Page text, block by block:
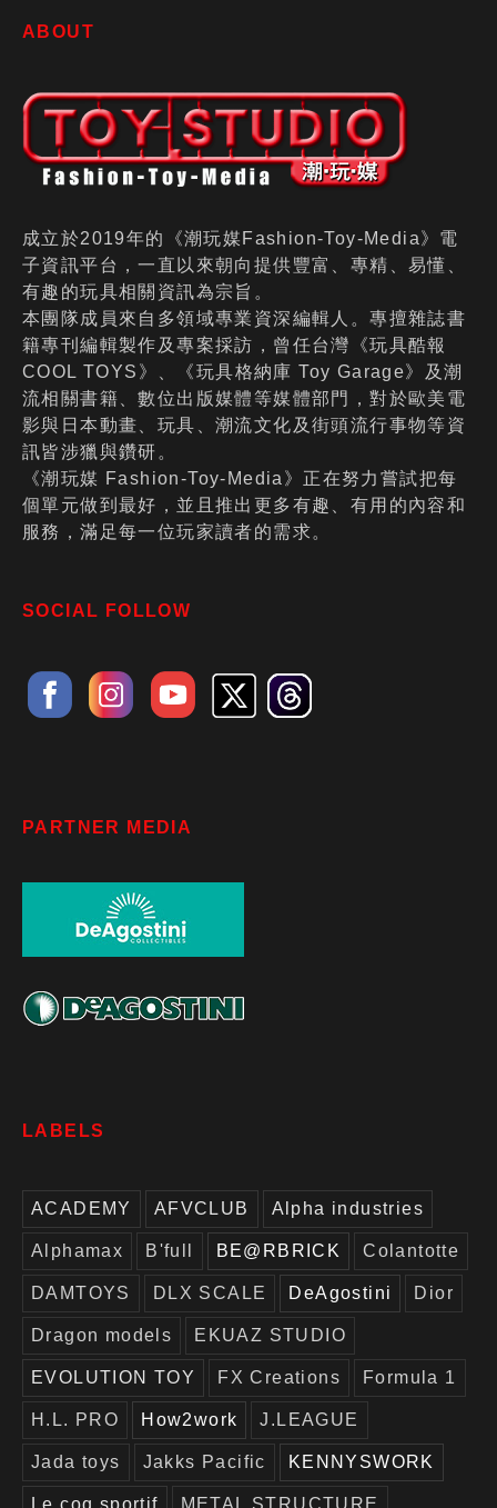
ABOUT
成立於2019年的《潮玩媒Fashion-Toy-Media》電
子資訊平台，一直以來朝向提供豐富、專精、易懂、
有趣的玩具相關資訊為宗旨。
本團隊成員來自多領域專業資深編輯人。專擅雜誌書
籍專刊編輯製作及專案採訪，曾任台灣《玩具酷報
COOL TOYS》、《玩具格納庫 Toy Garage》及潮
流相關書籍、數位出版媒體等媒體部門，對於歐美電
影與日本動畫、玩具、潮流文化及街頭流行事物等資
訊皆涉獵與鑽研。
《潮玩媒 Fashion-Toy-Media》正在努力嘗試把每
個單元做到最好，並且推出更多有趣、有用的內容和
服務，滿足每一位玩家讀者的需求。
SOCIAL FOLLOW
PARTNER MEDIA
LABELS
ACADEMY AFVCLUB Alpha industries
Alphamax B'full BE@RBRICK Colantotte
DAMTOYS DLX SCALE DeAgostini Dior
Dragon models EKUAZ STUDIO
EVOLUTION TOY FX Creations Formula 1
H.L. PRO How2work J.LEAGUE
Jada toys Jakks Pacific KENNYSWORK
Le coq sportif METAL STRUCTURE